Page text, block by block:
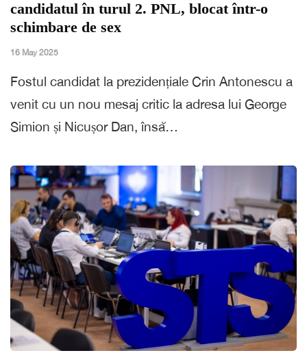
candidatul în turul 2. PNL, blocat într-o
schimbare de sex
16 May 2025
Fostul candidat la prezidențiale Crin Antonescu a
venit cu un nou mesaj critic la adresa lui George
Simion și Nicușor Dan, însă…